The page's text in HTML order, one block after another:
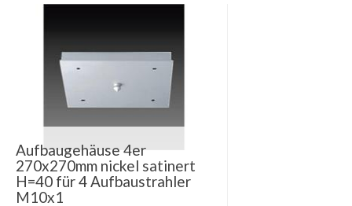
Aufbaugehäuse 4er
270x270mm nickel satinert
H=40 für 4 Aufbaustrahler
M10x1